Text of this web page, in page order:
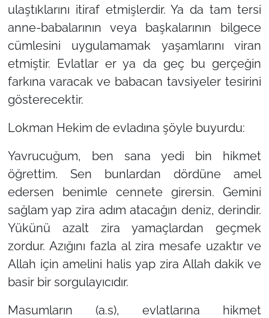
ulaştıklarını itiraf etmişlerdir. Ya da tam tersi
anne-babalarının veya başkalarının bilgece
cümlesini uygulamamak yaşamlarını viran
etmiştir. Evlatlar er ya da geç bu gerçeğin
farkına varacak ve babacan tavsiyeler tesirini
gösterecektir.
Lokman Hekim de evladına şöyle buyurdu:
Yavrucuğum, ben sana yedi bin hikmet
öğrettim. Sen bunlardan dördüne amel
edersen benimle cennete girersin. Gemini
sağlam yap zira adım atacağın deniz, derindir.
Yükünü azalt zira yamaçlardan geçmek
zordur. Azığını fazla al zira mesafe uzaktır ve
Allah için amelini halis yap zira Allah dakik ve
basir bir sorgulayıcıdır.
Masumların (a.s), evlatlarına hikmet